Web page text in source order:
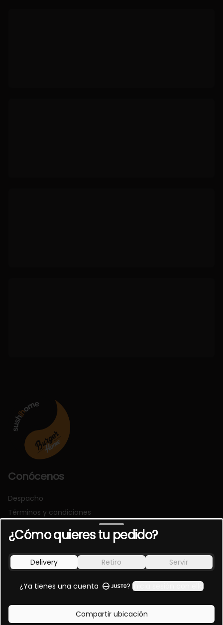
Conócenos
Despacho
Términos y condiciones
Política de privacidad
Instagram
Facebook
Mi cuenta
¿Cómo quieres tu pedido?
Delivery Retiro Servir
¿Ya tienes una cuenta ? Inicia sesión con ella
Compartir ubicación